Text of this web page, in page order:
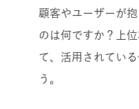
顧客やユーザーが
のは何ですか？上
て、活用されてい
う。